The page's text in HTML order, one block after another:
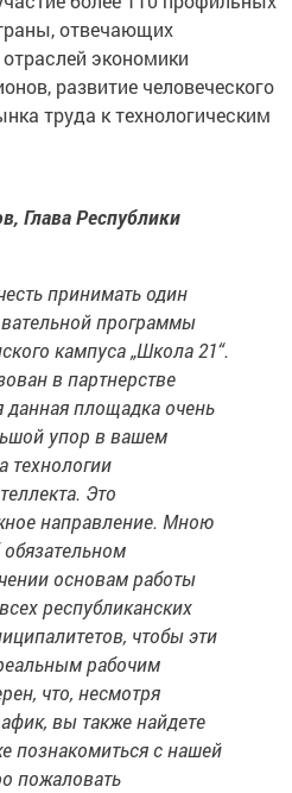
отвечающих
экономики
развитие человеческого
труда к технологическим
Глава Республики
принимать один
программы
кампуса „Школа 21“.
в партнерстве
данная площадка очень
упор в вашем
технологии
Это
направление. Мною
основам работы
республиканских
чтобы эти
рабочим
что, несмотря
вы также найдете
познакомиться с нашей
пожаловать